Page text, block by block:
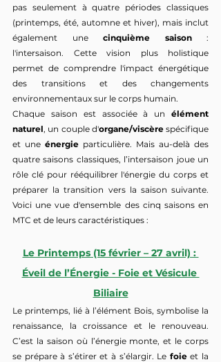
pas seulement à quatre périodes classiques
(printemps, été, automne et hiver), mais inclut
également une cinquième saison :
l'intersaison. Cette vision plus holistique
permet de comprendre l'impact énergétique
des transitions et des changements
environnementaux sur le corps humain.
Chaque saison est associée à un élément
naturel, un couple d'organe/viscère spécifique
et une énergie particulière. Mais au-delà des
quatre saisons classiques, l’intersaison joue un
rôle clé pour rééquilibrer l'énergie du corps et
préparer la transition vers la saison suivante.
Voici une vue d'ensemble des cinq saisons en
MTC et de leurs caractéristiques :
Le Printemps (15 février – 27 avril) :
Éveil de l’Énergie - Foie et Vésicule
Biliaire
Le printemps, lié à l’élément Bois, symbolise la
renaissance, la croissance et le renouveau.
C’est la saison où l’énergie monte, et le corps
se prépare à s’étirer et à s’élargir. Le foie